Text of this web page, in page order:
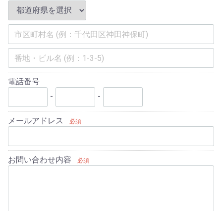
電話番号
-
-
メールアドレス 必須
お問い合わせ内容 必須